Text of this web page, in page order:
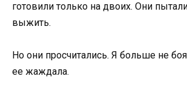
готовили только на двоих. Они
выжить.
Но они просчитались. Я больше не
ее жаждала.